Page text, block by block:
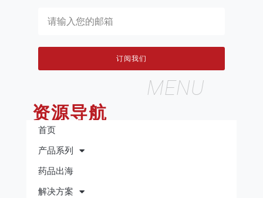
订阅我们
资源导航
MENU
首页
产品系列
药品出海
解决方案